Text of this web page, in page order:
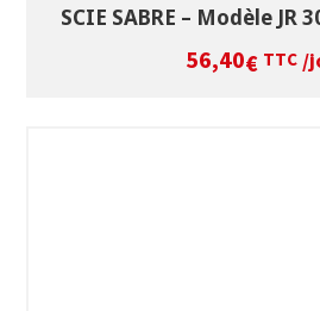
SCIE SABRE – Modèle JR
56,40€ TTC /